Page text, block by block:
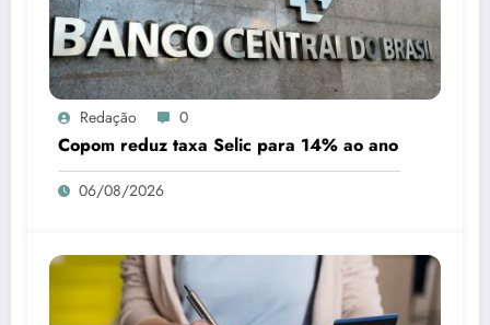
Redação 0
Copom reduz taxa Selic para 14% ao ano
06/08/2026